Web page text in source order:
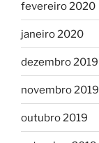
fevereiro 2020
janeiro 2020
dezembro 2019
novembro 2019
outubro 2019